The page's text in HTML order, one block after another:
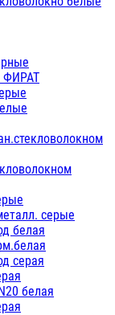
ФИРАТ
серые
белая
серая
белая